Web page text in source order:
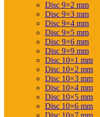
Disc 9×2 mm
Disc 9×3 mm
Disc 9×4 mm
Disc 9×5 mm
Disc 9×6 mm
Disc 9×9 mm
Disc 10×1 mm
Disc 10×2 mm
Disc 10×3 mm
Disc 10×4 mm
Disc 10×5 mm
Disc 10×6 mm
Disc 10×7 mm